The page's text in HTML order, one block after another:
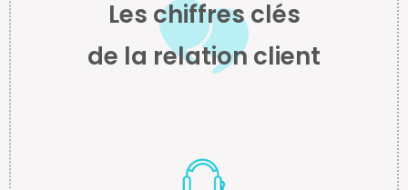
Les chiffres clés
de la relation client